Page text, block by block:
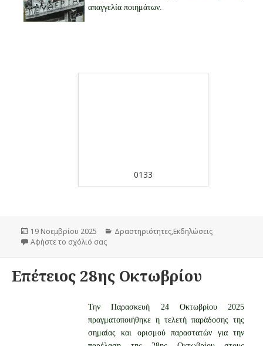
απαγγελία ποιημάτων.
0158
Δημοσιεύτηκε
την
19 Νοεμβρίου 2025 Κατηγορίες
Δραστηριότητες,Εκδηλώσεις
Αφήστε το σχόλιό σας
Επέτειος 28ης Οκτωβρίου
Την Παρασκευή 24 Οκτωβρίου 2025
πραγματοποιήθηκε η τελετή παράδοσης της
σημαίας και ορισμού παραστατών για την